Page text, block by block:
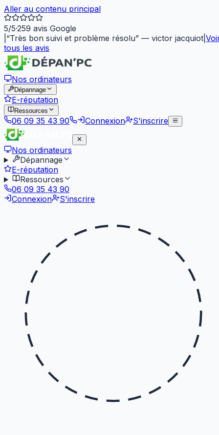
Aller au contenu principal
5/5·259 avis Google
“Très bon suivi et problème résolu” — victor jacquiot
tous les avis
Nos ordinateurs
Dépannage
E-réputation
Ressources
06 09 35 43 90 Connexion S'inscrire
Nos ordinateurs
Dépannage
E-réputation
Ressources
06 09 35 43 90
Connexion
S'inscrire